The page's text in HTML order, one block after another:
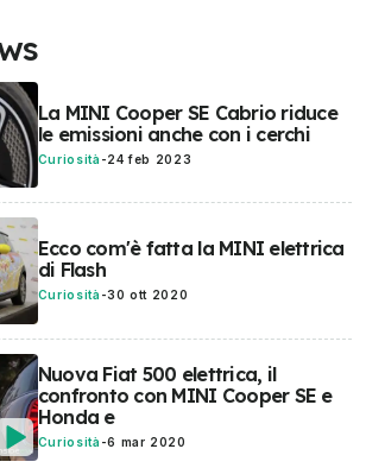
La MINI Cooper SE Cabrio riduce
le emissioni anche con i cerchi
Curiosità -24 feb 2023
Ecco com'è fatta la MINI elettrica
di Flash
Curiosità -30 ott 2020
Nuova Fiat 500 elettrica, il
confronto con MINI Cooper SE e
Honda e
Curiosità -6 mar 2020